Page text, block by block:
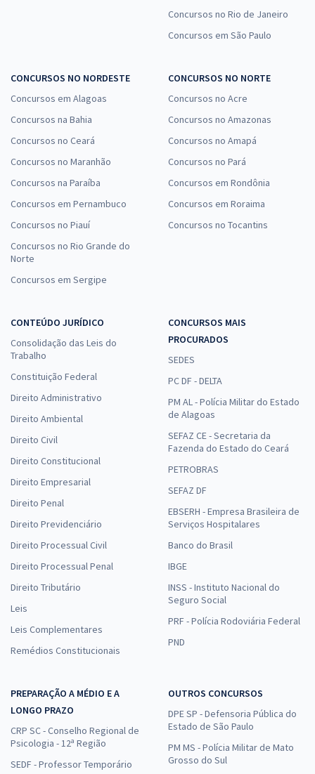
Concursos no Rio de Janeiro
Concursos em São Paulo
CONCURSOS NO NORDESTE
Concursos em Alagoas
Concursos na Bahia
Concursos no Ceará
Concursos no Maranhão
Concursos na Paraíba
Concursos em Pernambuco
Concursos no Piauí
Concursos no Rio Grande do
Norte
Concursos em Sergipe
CONCURSOS NO NORTE
Concursos no Acre
Concursos no Amazonas
Concursos no Amapá
Concursos no Pará
Concursos em Rondônia
Concursos em Roraima
Concursos no Tocantins
CONTEÚDO JURÍDICO
Consolidação das Leis do
Trabalho
Constituição Federal
Direito Administrativo
Direito Ambiental
Direito Civil
Direito Constitucional
Direito Empresarial
Direito Penal
Direito Previdenciário
Direito Processual Civil
Direito Processual Penal
Direito Tributário
Leis
Leis Complementares
Remédios Constitucionais
CONCURSOS MAIS
PROCURADOS
SEDES
PC DF - DELTA
PM AL - Polícia Militar do Estado
de Alagoas
SEFAZ CE - Secretaria da
Fazenda do Estado do Ceará
PETROBRAS
SEFAZ DF
EBSERH - Empresa Brasileira de
Serviços Hospitalares
Banco do Brasil
IBGE
INSS - Instituto Nacional do
Seguro Social
PRF - Polícia Rodoviária Federal
PND
PREPARAÇÃO A MÉDIO E A
LONGO PRAZO
CRP SC - Conselho Regional de
Psicologia - 12ª Região
SEDF - Professor Temporário
OUTROS CONCURSOS
DPE SP - Defensoria Pública do
Estado de São Paulo
PM MS - Polícia Militar de Mato
Grosso do Sul